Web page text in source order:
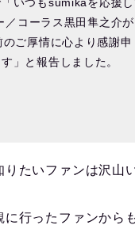
いつもsumikaを応援
コーラス黒田隼之介
ご厚情に心より感謝
」と報告しました。
たいファンは沢山
行ったファンから